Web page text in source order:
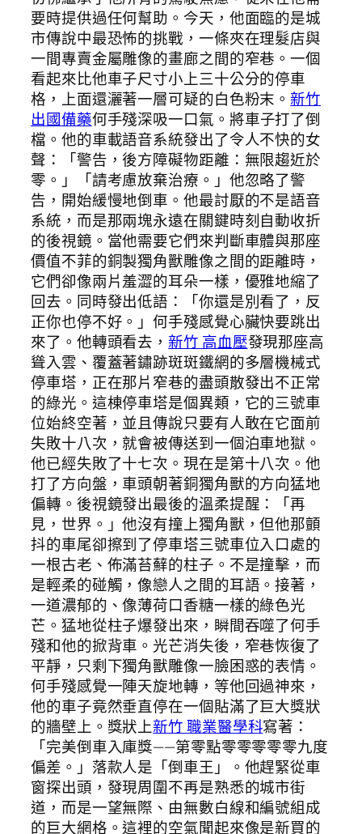
要時提供過任何幫助。今天，他面臨的是城
市傳說中最恐怖的挑戰，一條夾在理髮店與
一間專賣金屬雕像的畫廊之間的窄巷。一個
看起來比他車子尺寸小上三十公分的停車
格，上面還灑著一層可疑的白色粉末。新竹
出國備藥何手殘深吸一口氣。將車子打了倒
檔。他的車載語音系統發出了令人不快的女
聲：「警告，後方障礙物距離：無限趨近於
零。」「請考慮放棄治療。」他忽略了警
告，開始緩慢地倒車。他最討厭的不是語音
系統，而是那兩塊永遠在關鍵時刻自動收折
的後視鏡。當他需要它們來判斷車體與那座
價值不菲的銅製獨角獸雕像之間的距離時，
它們卻像兩片羞澀的耳朵一樣，優雅地縮了
回去。同時發出低語：「你還是別看了，反
正你也停不好。」何手殘感覺心臟快要跳出
來了。他轉頭看去，新竹 高血壓發現那座高
聳入雲、覆蓋著鏽跡斑斑鐵網的多層機械式
停車塔，正在那片窄巷的盡頭散發出不正常
的綠光。這棟停車塔是個異類，它的三號車
位始終空著，並且傳說只要有人敢在它面前
失敗十八次，就會被傳送到一個泊車地獄。
他已經失敗了十七次。現在是第十八次。他
打了方向盤，車頭朝著銅獨角獸的方向猛地
偏轉。後視鏡發出最後的溫柔提醒：「再
見，世界。」他沒有撞上獨角獸，但他那顫
抖的車尾卻擦到了停車塔三號車位入口處的
一根古老、佈滿苔蘚的柱子。不是撞擊，而
是輕柔的碰觸，像戀人之間的耳語。接著，
一道濃郁的、像薄荷口香糖一樣的綠色光
芒。猛地從柱子爆發出來，瞬間吞噬了何手
殘和他的掀背車。光芒消失後，窄巷恢復了
平靜，只剩下獨角獸雕像一臉困惑的表情。
何手殘感覺一陣天旋地轉，等他回過神來，
他的車子竟然垂直停在一個貼滿了巨大獎狀
的牆壁上。獎狀上新竹 職業醫學科寫著：
「完美倒車入庫獎——第零點零零零零零九度
偏差。」落款人是「倒車王」。他趕緊從車
窗探出頭，發現周圍不再是熟悉的城市街
道，而是一望無際、由無數白線和編號組成
的巨大網格。這裡的空氣聞起來像是新買的